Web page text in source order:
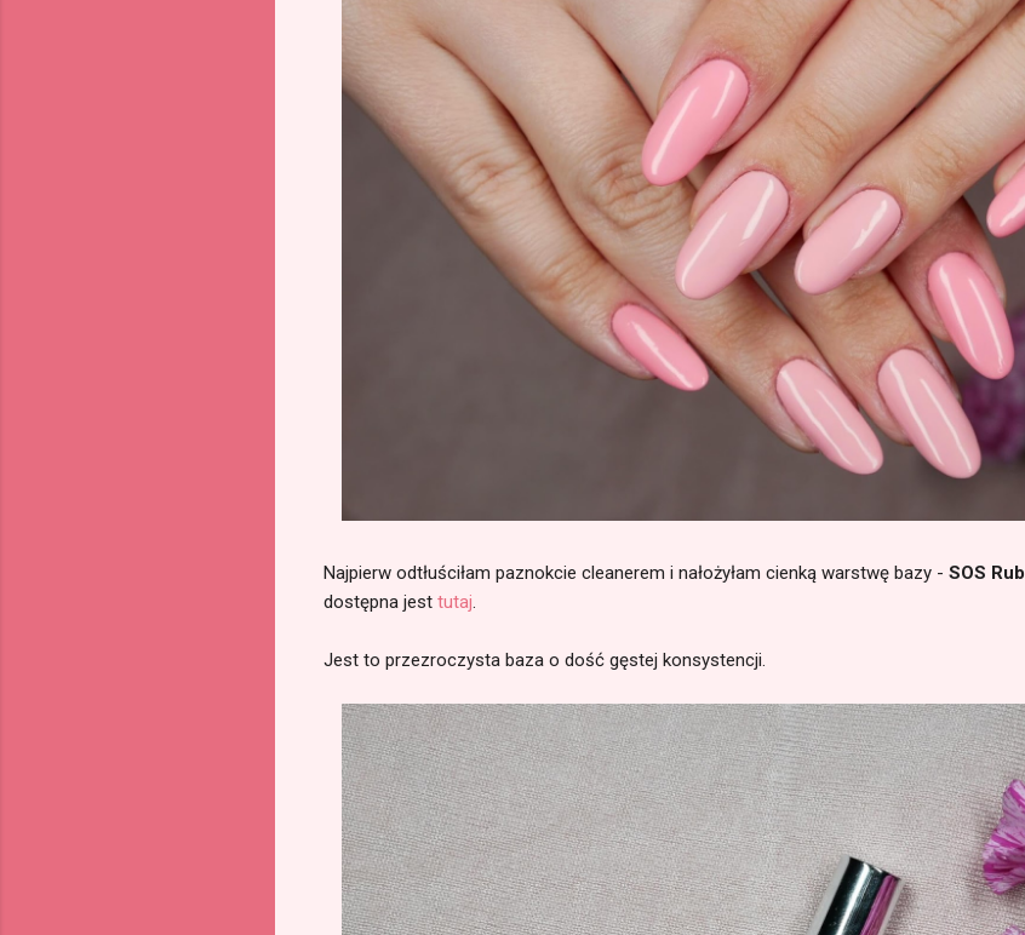
Najpierw odtłuściłam paznokcie cleanerem i nałożyłam cienką warstwę bazy - SOS
dostępna jest tutaj.
Jest to przezroczysta baza o dość gęstej konsystencji.